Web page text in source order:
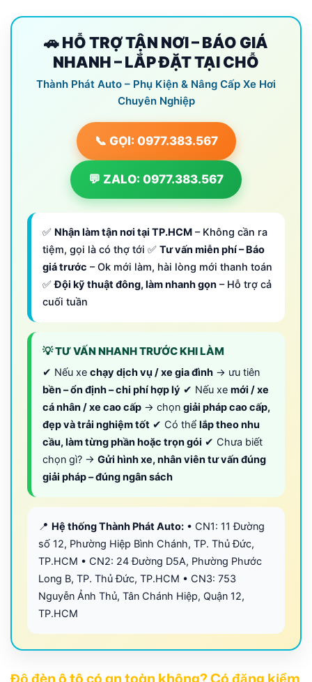
🚗 HỖ TRỢ TẬN NƠI – BÁO GIÁ
NHANH – LẮP ĐẶT TẠI CHỖ
Thành Phát Auto – Phụ Kiện & Nâng Cấp Xe Hơi
Chuyên Nghiệp
📞 GỌI: 0977.383.567
💬 ZALO: 0977.383.567
✅ Nhận làm tận nơi tại TP.HCM – Không cần ra
tiệm, gọi là có thợ tới ✅ Tư vấn miễn phí – Báo
giá trước – Ok mới làm, hài lòng mới thanh toán
✅Đội kỹ thuật đông, làm nhanh gọn – Hỗ trợ cả
cuối tuần
💡 TƯ VẤN NHANH TRƯỚC KHI LÀM
✔ Nếu xe chạy dịch vụ / xe gia đình → ưu tiên
bền – ổn định – chi phí hợp lý ✔ Nếu xe mới / xe
cá nhân / xe cao cấp → chọn giải pháp cao cấp,
đẹp và trải nghiệm tốt ✔ Có thể lắp theo nhu
cầu, làm từng phần hoặc trọn gói ✔ Chưa biết
chọn gì? → Gửi hình xe, nhân viên tư vấn đúng
giải pháp – đúng ngân sách
📍 Hệ thống Thành Phát Auto: • CN1: 11 Đường
số 12, Phường Hiệp Bình Chánh, TP. Thủ Đức,
TP.HCM • CN2: 24 Đường D5A, Phường Phước
Long B, TP. Thủ Đức, TP.HCM • CN3: 753
Nguyễn Ảnh Thủ, Tân Chánh Hiệp, Quận 12,
TP.HCM
Độ đèn ô tô có an toàn không? Có đăng kiểm